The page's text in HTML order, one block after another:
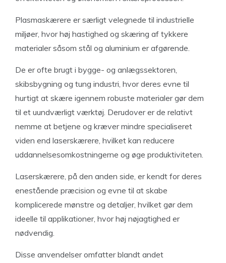
Plasmaskærere er særligt velegnede til industrielle
miljøer, hvor høj hastighed og skæring af tykkere
materialer såsom stål og aluminium er afgørende.
De er ofte brugt i bygge- og anlægssektoren,
skibsbygning og tung industri, hvor deres evne til
hurtigt at skære igennem robuste materialer gør dem
til et uundværligt værktøj. Derudover er de relativt
nemme at betjene og kræver mindre specialiseret
viden end laserskærere, hvilket kan reducere
uddannelsesomkostningerne og øge produktiviteten.
Laserskærere, på den anden side, er kendt for deres
enestående præcision og evne til at skabe
komplicerede mønstre og detaljer, hvilket gør dem
ideelle til applikationer, hvor høj nøjagtighed er
nødvendig.
Disse anvendelser omfatter blandt andet